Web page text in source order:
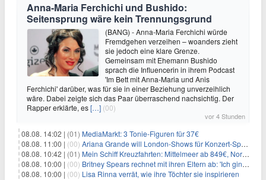
Anna-Maria Ferchichi und Bushido:
Seitensprung wäre kein Trennungsgrund
(BANG) - Anna-Maria Ferchichi würde
Fremdgehen verzeihen – woanders zieht
sie jedoch eine klare Grenze.
Gemeinsam mit Ehemann Bushido
sprach die Influencerin in ihrem Podcast
'Im Bett mit Anna-Maria und Anis
Ferchichi' darüber, was für sie in einer Beziehung unverzeihlich
wäre. Dabei zeigte sich das Paar überraschend nachsichtig. Der
Rapper erklärte, es[…] (00)
vor 4 Stunden
08.08. 14:02 | (01) MediaMarkt: 3 Tonie-Figuren für 37€
08.08. 11:00 | (00) Ariana Grande will London-Shows für Konzert-Special filmen
08.08. 10:42 | (01) Mein Schiff Kreuzfahrten: Mittelmeer ab 849€, Norwegen ab 999€ p.P.
08.08. 10:00 | (00) Britney Spears rechnet mit ihren Eltern ab: 'Ich ging zwei Monate lang auf die Knie und weinte'
08.08. 10:00 | (00) Lisa Rinna verrät, wie ihre Töchter sie inspirieren